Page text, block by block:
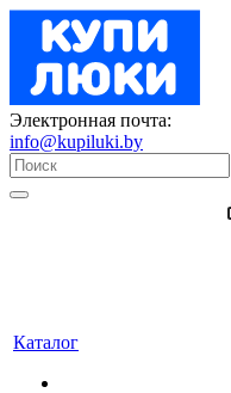
Электронная почта:
info@kupiluki.by
Каталог